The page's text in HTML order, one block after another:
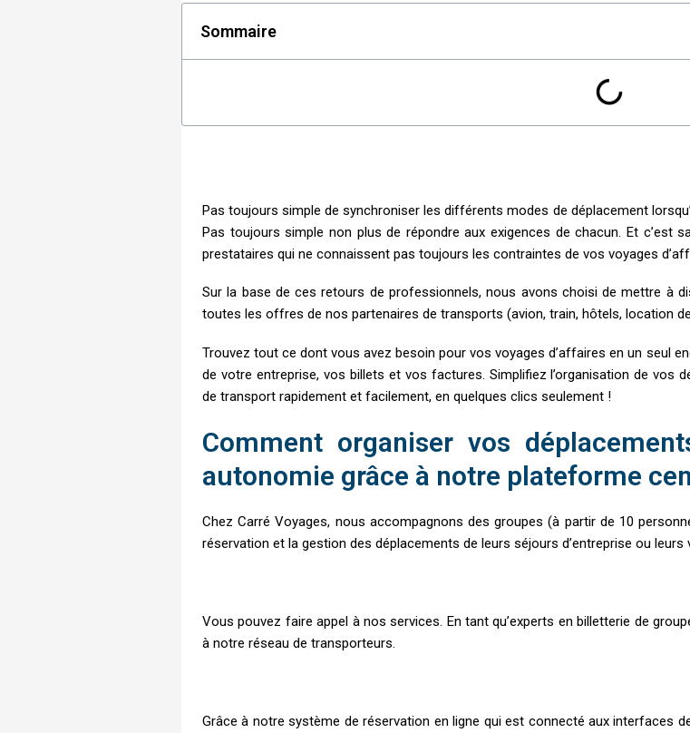
Sommaire
Pas toujours simple de synchroniser les différents modes de déplacement
Pas toujours simple non plus de répondre aux exigences de chacun. Et c’est
prestataires qui ne connaissent pas toujours les contraintes de vos voyages
Sur la base de ces retours de professionnels, nous avons choisi de mettre à
toutes les offres de nos partenaires de transports (avion, train, hôtels, location
Trouvez tout ce dont vous avez besoin pour vos voyages d’affaires en un seul
de votre entreprise, vos billets et vos factures. Simplifiez l’organisation de vos
de transport rapidement et facilement, en quelques clics seulement !
Comment organiser vos
autonomie grâce à notre plateforme
Chez Carré Voyages, nous accompagnons des groupes (à partir de 10
réservation et la gestion des déplacements de leurs séjours d’entreprise ou
Vous pouvez faire appel à nos services. En tant qu’experts en billetterie de
à notre réseau de transporteurs.
Grâce à notre système de réservation en ligne qui est connecté aux interfaces